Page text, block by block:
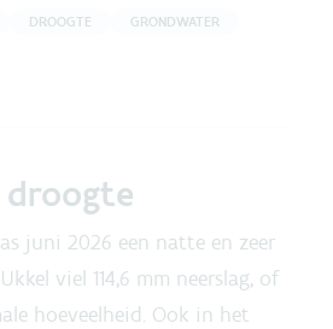
DROOGTE GRONDWATER
droogte
juni 2026 een natte en zeer
viel 114,6 mm neerslag, of
hoeveelheid. Ook in het